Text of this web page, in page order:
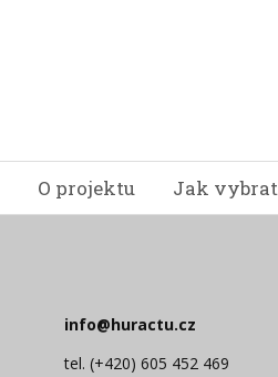
O projektu Jak vybrat
info@huractu.cz
tel. (+420) 605 452 469